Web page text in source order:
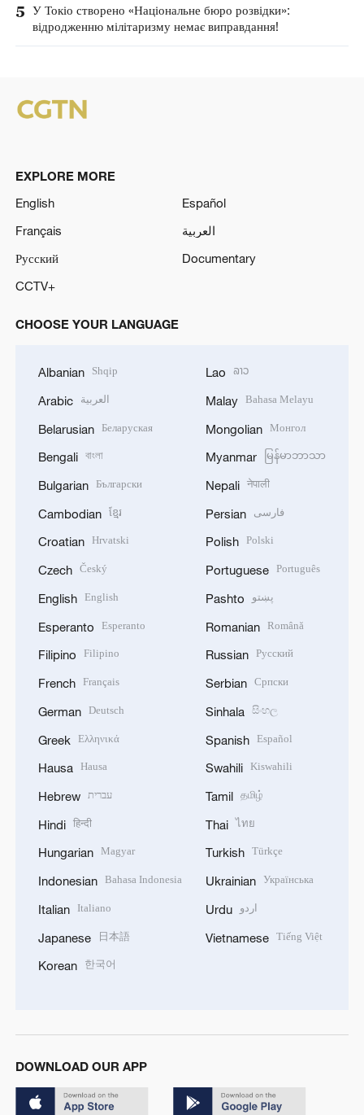
5 У Токіо створено «Національне бюро розвідки»:
відродженню мілітаризму немає виправдання!
EXPLORE MORE
English
Español
Français
العربية
Русский
Documentary
CCTV+
CHOOSE YOUR LANGUAGE
Albanian Shqip
Arabic العربية
Belarusian Беларуская
Bengali বাংলা
Bulgarian Български
Cambodian ខ្មែរ
Croatian Hrvatski
Czech Český
English English
Esperanto Esperanto
Filipino Filipino
French Français
German Deutsch
Greek Ελληνικά
Hausa Hausa
Hebrew עברית
Hindi हिन्दी
Hungarian Magyar
Indonesian Bahasa Indonesia
Italian Italiano
Japanese 日本語
Korean 한국어
Lao ລາວ
Malay Bahasa Melayu
Mongolian Монгол
Myanmar မြန်မာဘာသာ
Nepali नेपाली
Persian فارسی
Polish Polski
Portuguese Português
Pashto پښتو
Romanian Română
Russian Русский
Serbian Српски
Sinhala සිංහල
Spanish Español
Swahili Kiswahili
Tamil தமிழ்
Thai ไทย
Turkish Türkçe
Ukrainian Українська
Urdu اردو
Vietnamese Tiếng Việt
DOWNLOAD OUR APP